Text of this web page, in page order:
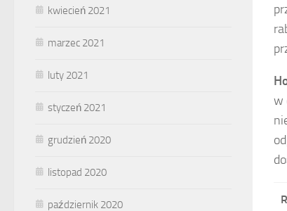
w
kwiecień 2021
marzec 2021
luty 2021
styczeń 2021
grudzień 2020
listopad 2020
październik 2020